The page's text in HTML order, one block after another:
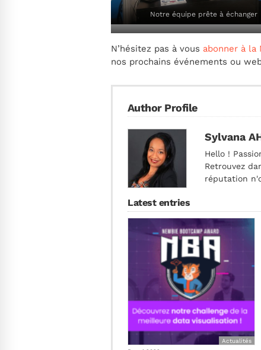
Notre équipe prête à échanger
N’hésitez pas à vous abonner à la
nos prochains événements ou
Author Profile
Sylvana
Hello !
Retrouvez
réputation
Latest entries
Actualités